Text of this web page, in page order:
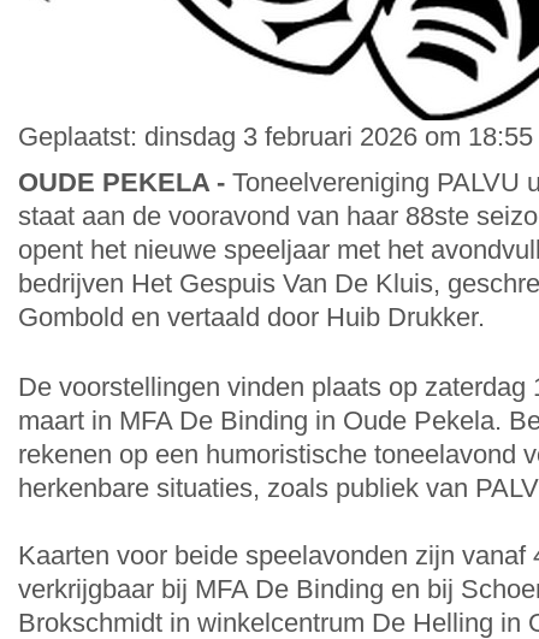
Geplaatst: dinsdag 3 februari 2026 om
OUDE PEKELA - Toneelvereniging PALVU
staat aan de vooravond van haar 88ste
opent het nieuwe speeljaar met het
bedrijven Het Gespuis Van De Kluis,
Gombold en vertaald door Huib Drukker.
De voorstellingen vinden plaats op zaterdag
maart in MFA De Binding in Oude Pekela.
rekenen op een humoristische toneelavond
herkenbare situaties, zoals publiek van
Kaarten voor beide speelavonden zijn vanaf
verkrijgbaar bij MFA De Binding en bij
Brokschmidt in winkelcentrum De Helling in